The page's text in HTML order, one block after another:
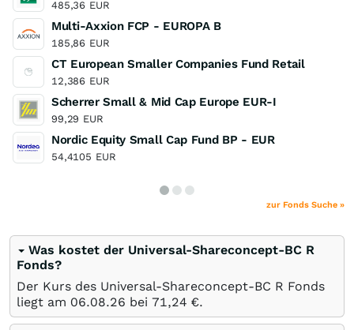
485,36 EUR
Multi-Axxion FCP - EUROPA B
185,86 EUR
CT European Smaller Companies Fund Retail
12,386 EUR
Scherrer Small & Mid Cap Europe EUR-I
99,29 EUR
Nordic Equity Small Cap Fund BP - EUR
54,4105 EUR
zur Fonds Suche »
Was kostet der Universal-Shareconcept-BC R
Fonds?
Der Kurs des Universal-Shareconcept-BC R Fonds
liegt am 06.08.26 bei 71,24 €.